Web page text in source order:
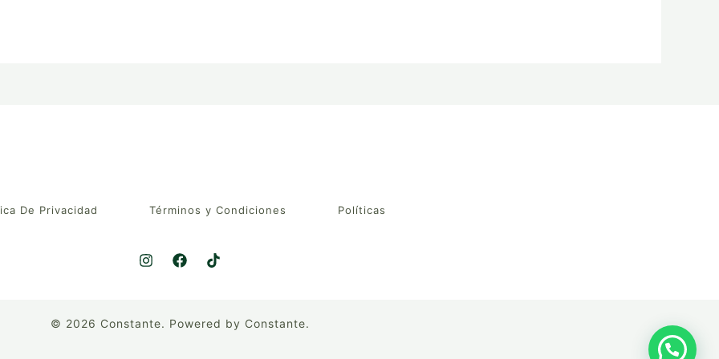
De Privacidad Términos y Condiciones Políticas
© 2026 Constante. Powered by Constante.